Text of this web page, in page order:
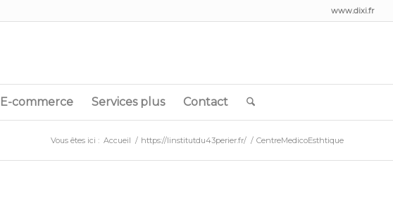
www.dixi.fr
E-commerce Services plus Contact
Vous êtes ici : Accueil / https://linstitutdu43perier.fr/ / CentreMedicoEsthtique